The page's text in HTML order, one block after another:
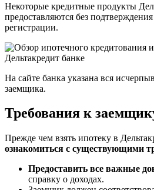
Некоторые кредитные продукты
предоставляются без
регистрации.
На сайте банка указана вся
заемщика.
Требования к
Прежде чем взять ипотеку в
ознакомиться с существующими
Предоставить все важные
справку о доходах.